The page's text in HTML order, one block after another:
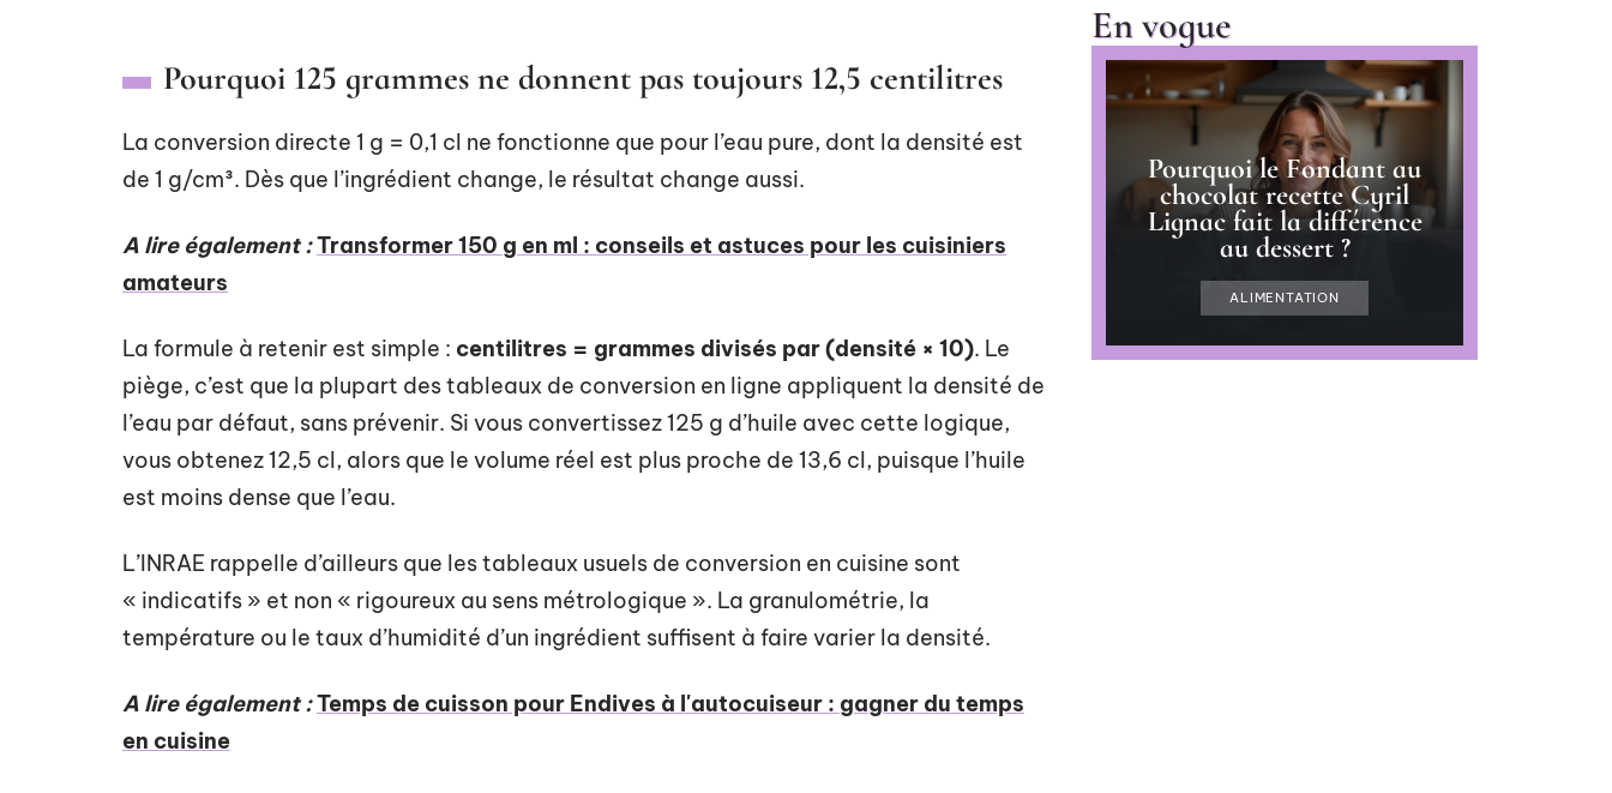
Pourquoi 125 grammes ne donnent pas toujours 12,5 centilitres
La conversion directe 1 g = 0,1 cl ne fonctionne que pour l’eau pure, dont la densité est
de 1 g/cm³. Dès que l’ingrédient change, le résultat change aussi.
A lire également :Transformer 150 g en ml : conseils et astuces pour les cuisiniers
amateurs
La formule à retenir est simple : centilitres = grammes divisés par (densité × 10). Le
piège, c’est que la plupart des tableaux de conversion en ligne appliquent la densité de
l’eau par défaut, sans prévenir. Si vous convertissez 125 g d’huile avec cette logique,
vous obtenez 12,5 cl, alors que le volume réel est plus proche de 13,6 cl, puisque l’huile
est moins dense que l’eau.
L’INRAE rappelle d’ailleurs que les tableaux usuels de conversion en cuisine sont
« indicatifs » et non « rigoureux au sens métrologique ». La granulométrie, la
température ou le taux d’humidité d’un ingrédient suffisent à faire varier la densité.
A lire également :Temps de cuisson pour Endives à l'autocuiseur : gagner du temps
en cuisine
En vogue
Pourquoi le Fondant au
chocolat recette Cyril
Lignac fait la différence
au dessert ?
ALIMENTATION